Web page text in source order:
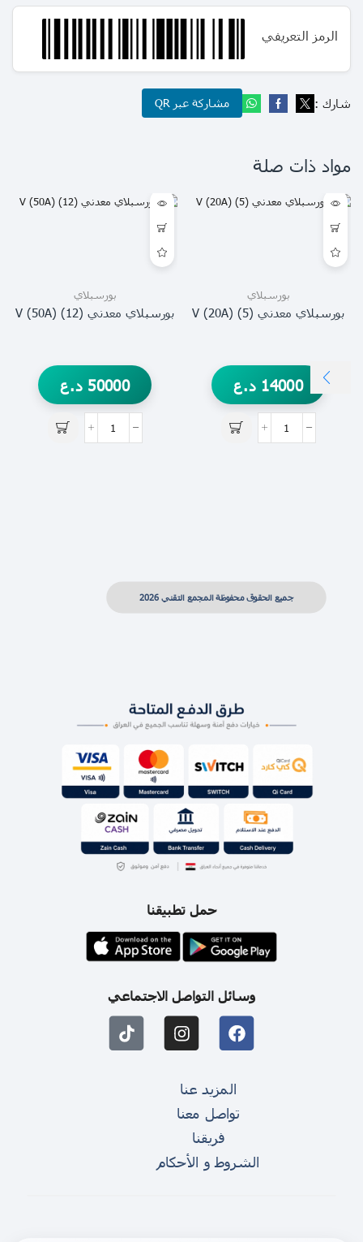
الرمز التعريفي
شارك : مشاركة عبر QR
مواد ذات صلة
بورسبلاي
بورسبلاي معدني V (20A) (5)
14000 د.ع
بورسبلاي
بورسبلاي معدني V (50A) (12)
50000 د.ع
جميع الحقوق محفوظة المجمع التقني 2026
حمل تطبيقنا
وسائل التواصل الاجتماعي
المزيد عنا
تواصل معنا
فريقنا
الشروط و الأحكام